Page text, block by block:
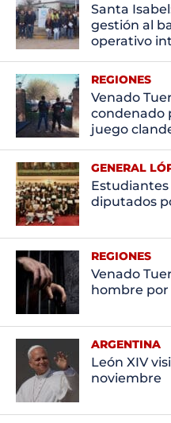
Santa
gestión al
operativo
REGIONES
Venado
condenado
juego
GENERAL
Estudiantes
diputados
REGIONES
Venado
hombre por
ARGENTINA
León XIV
noviembre